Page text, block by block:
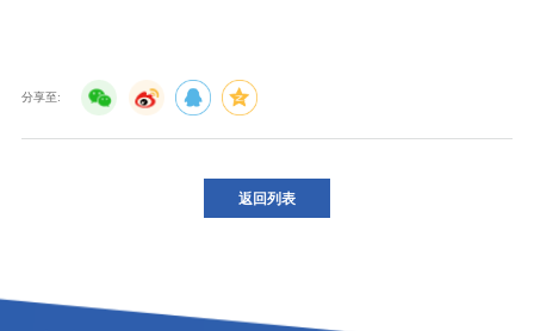
分享至:
返回列表